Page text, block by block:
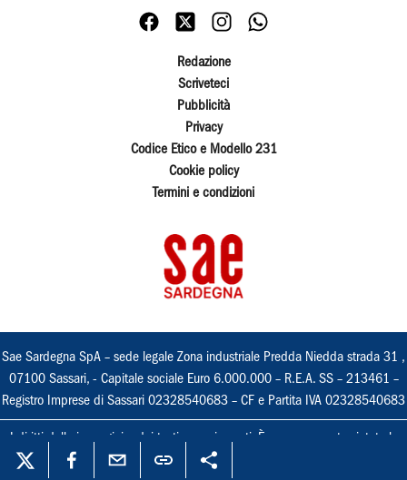
Redazione
Scriveteci
Pubblicità
Privacy
Codice Etico e Modello 231
Cookie policy
Termini e condizioni
Sae Sardegna SpA – sede legale Zona industriale Predda Niedda strada 31 ,
07100 Sassari, - Capitale sociale Euro 6.000.000 – R.E.A. SS – 213461 –
Registro Imprese di Sassari 02328540683 – CF e Partita IVA 02328540683
I diritti delle immagini e dei testi sono riservati. È espressamente vietata la
loro riproduzione con qualsiasi mezzo e l'adattamento totale o parziale.